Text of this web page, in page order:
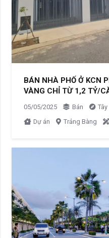
BÁN NHÀ PHỐ Ở KCN
VÀNG CHỈ TỪ 1,2 TỶ/
05/05/2025 Bán
Dự án
Trảng Bàng